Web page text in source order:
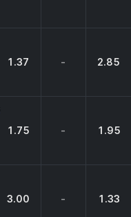
1.37 - 2.85
1.75 - 1.95
3.00 - 1.33